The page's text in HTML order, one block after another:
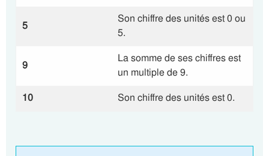
5
Son chiffre des unités est 0 ou
5.
9
La somme de ses chiffres est
un multiple de 9.
10
Son chiffre des unités est 0.